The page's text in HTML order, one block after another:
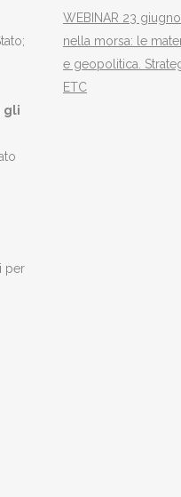
gli
per
WEBINAR 23
nella morsa: le
e geopolitica.
ETC